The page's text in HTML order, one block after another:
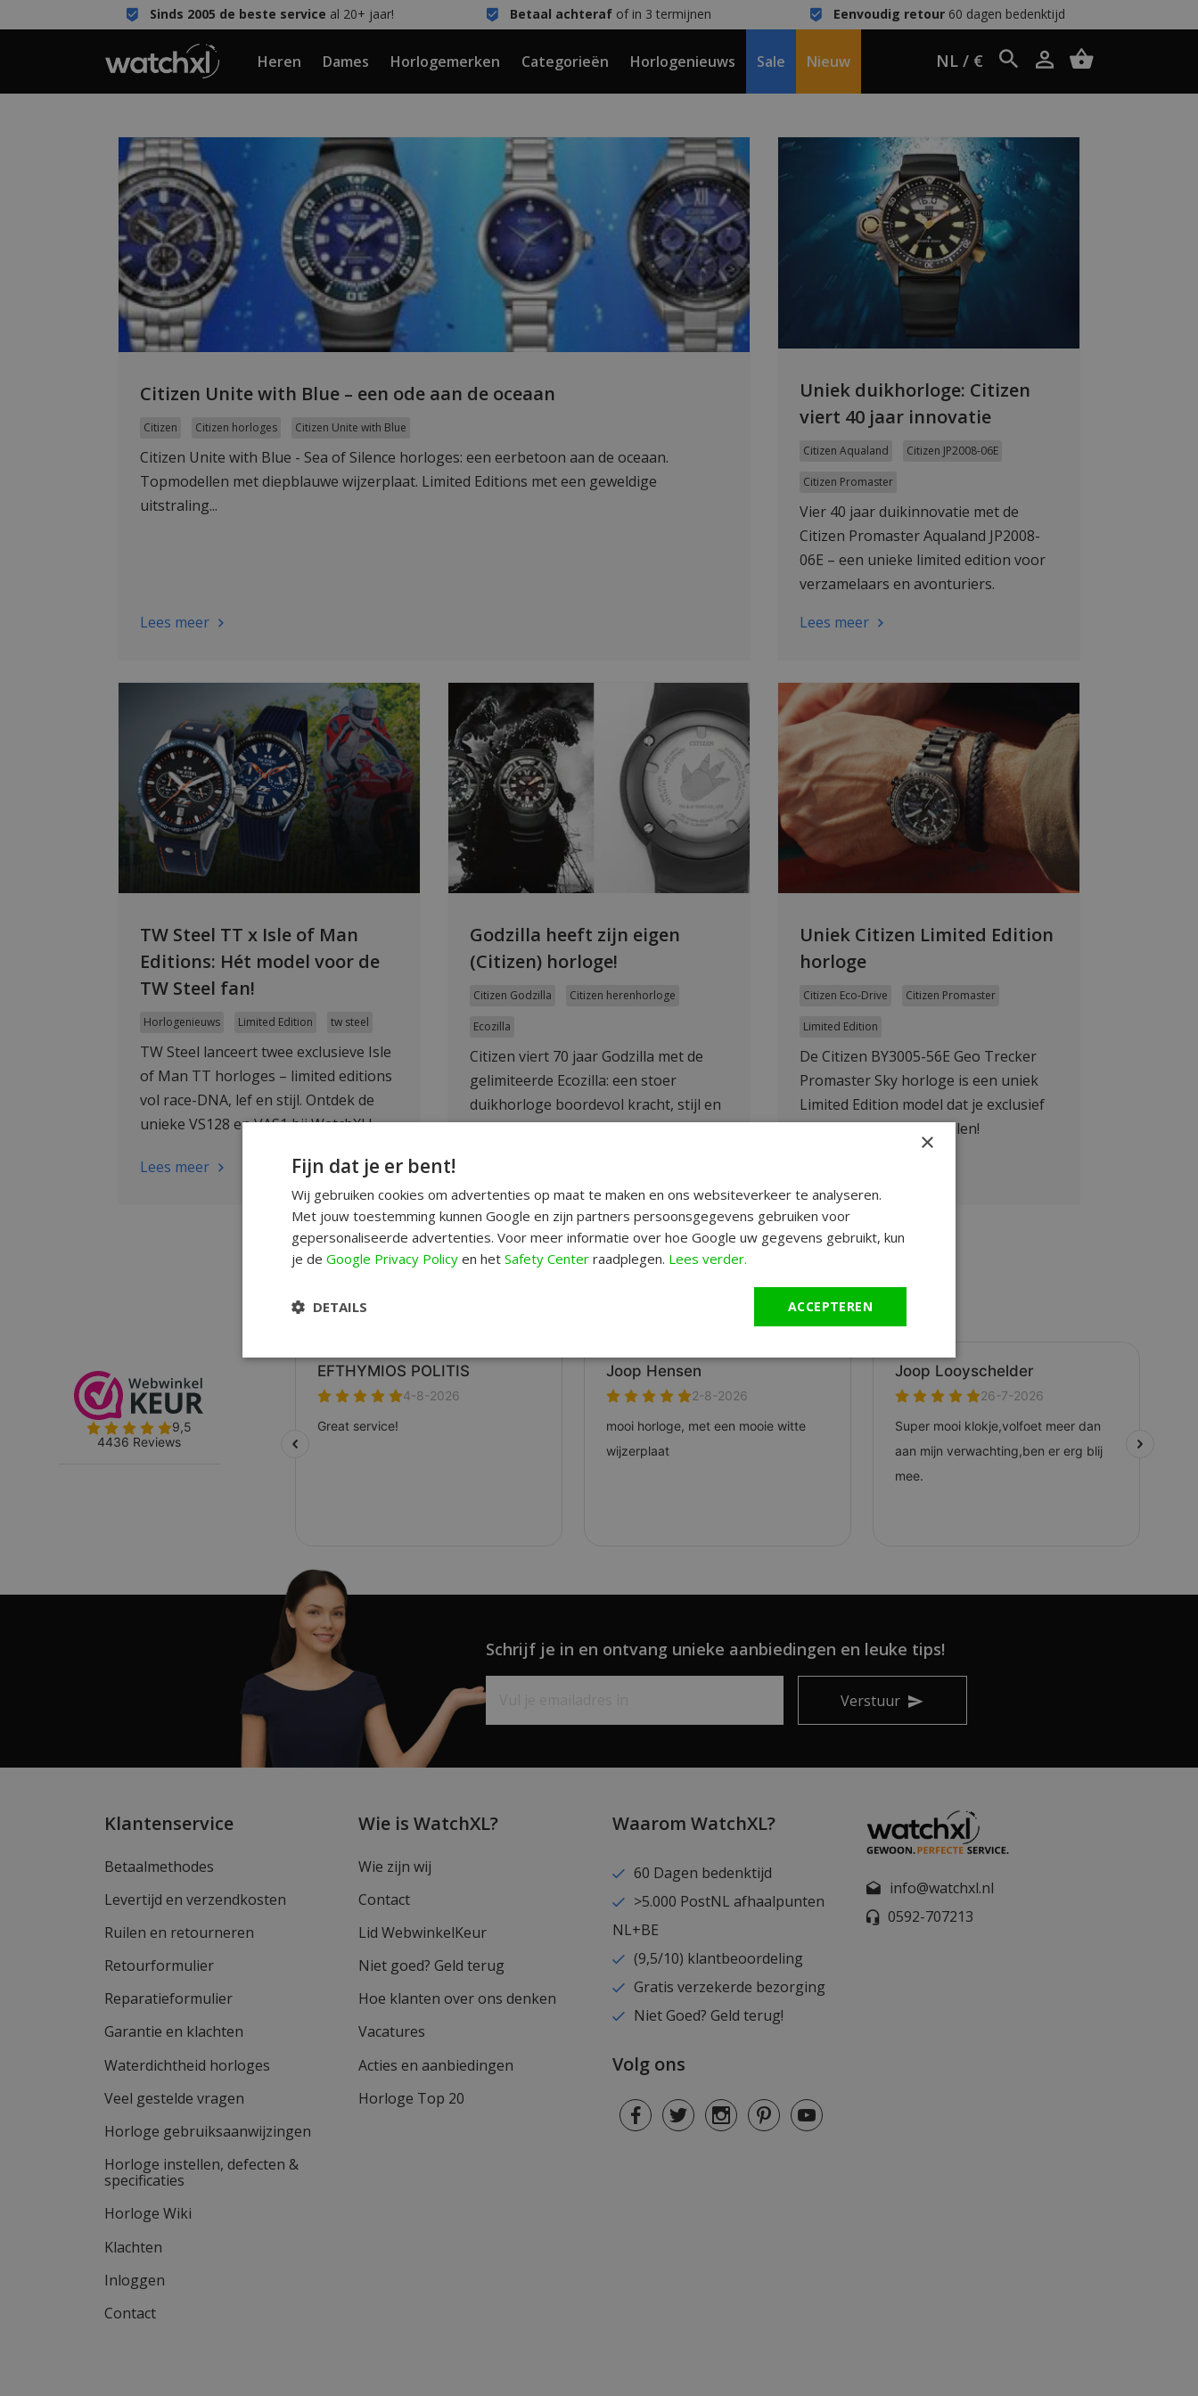
Sinds 2005 de beste service al 20+ jaar! Betaal achterafof in 3 termijnen Eenvoudig retour60 dagen bedenktijd
Heren Dames Horlogemerken Categorieën Horlogenieuws Sale Nieuw NL / €
Citizen Unite with Blue – een ode aan de oceaan
Citizen Citizen horloges Citizen Unite with Blue
Citizen Unite with Blue - Sea of Silence horloges: een eerbetoon aan de oceaan.
Topmodellen met diepblauwe wijzerplaat. Limited Editions met een geweldige
uitstraling...
Lees meer
Uniek duikhorloge: Citizen
viert 40 jaar innovatie
Citizen Aqualand Citizen JP2008-06E
Citizen Promaster
Vier 40 jaar duikinnovatie met de
Citizen Promaster Aqualand JP2008-
06E – een unieke limited edition voor
verzamelaars en avonturiers.
snel bij.
Lees meer
TW Steel TT x Isle of Man
Editions: Hét model voor de
TW Steel fan!
Horlogenieuws Limited Edition tw steel
TW Steel lanceert twee exclusieve Isle
of Man TT horloges – limited editions
vol race-DNA, lef en stijl. Ontdek de
unieke VS128 en VAS1 bij WatchXL!
Lees meer
Godzilla heeft zijn eigen
(Citizen) horloge!
Citizen Godzilla Citizen herenhorloge
Ecozilla
Citizen viert 70 jaar Godzilla met de
gelimiteerde Ecozilla: een stoer
duikhorloge boordevol kracht, stijl en
unieke details. Nu verkrijgbaar bij
Uniek Citizen Limited Edition
horloge
Citizen Eco-Drive Citizen Promaster
Limited Edition
De Citizen BY3005-56E Geo Trecker
Promaster Sky horloge is een uniek
Limited Edition model dat je exclusief
bij WatchXL kunt bestellen!
Volgende Vorige
Schrijf je in en ontvang unieke aanbiedingen en leuke tips!
Verstuur
Klantenservice
Betaalmethodes
Levertijd en verzendkosten
Ruilen en retourneren
Retourformulier
Reparatieformulier
Garantie en klachten
Waterdichtheid horloges
Veel gestelde vragen
Horloge gebruiksaanwijzingen
Horloge instellen, defecten &
specificaties
Horloge Wiki
Klachten
Inloggen
Contact
Wie is WatchXL?
Wie zijn wij
Contact
Lid WebwinkelKeur
Niet goed? Geld terug
Hoe klanten over ons denken
Vacatures
Acties en aanbiedingen
Horloge Top 20
Waarom WatchXL?
60 Dagen bedenktijd
>5.000 PostNL afhaalpunten
NL+BE
(9,5/10) klantbeoordeling
Gratis verzekerde bezorging
Niet Goed? Geld terug!
Volg ons
info@watchxl.nl
0592-707213
×
Fijn dat je er bent!
Wij gebruiken cookies om advertenties op maat te maken en ons websiteverkeer te analyseren.
Met jouw toestemming kunnen Google en zijn partners persoonsgegevens gebruiken voor
gepersonaliseerde advertenties. Voor meer informatie over hoe Google uw gegevens gebruikt, kun
je de Google Privacy Policy en het Safety Center raadplegen. Lees verder.
ACCEPTEREN
DETAILS